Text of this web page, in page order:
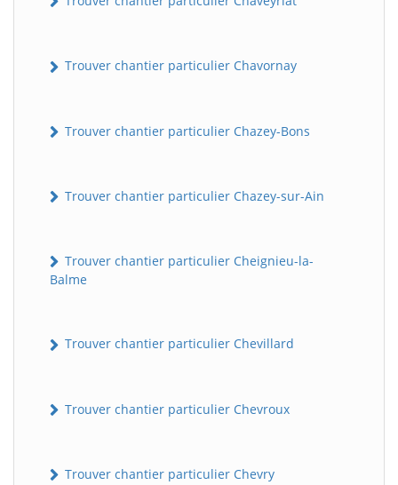
Trouver chantier particulier Chavornay
Trouver chantier particulier Chazey-Bons
Trouver chantier particulier Chazey-sur-Ain
Trouver chantier particulier Cheignieu-la-
Balme
Trouver chantier particulier Chevillard
Trouver chantier particulier Chevroux
Trouver chantier particulier Chevry